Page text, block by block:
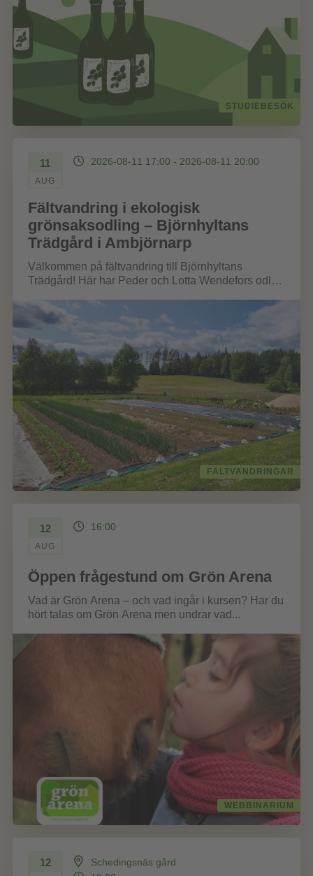
STUDIEBESÖK
11
AUG
2026-08-11 17:00 - 2026-08-11 20:00
FÄLTVANDRINGAR
Fältvandring i ekologisk
grönsaksodling – Björnhyltans
Trädgård i Ambjörnarp
Välkommen på fältvandring till Björnhyltans
Trädgård! Här har Peder och Lotta Wendefors odlat
12
AUG
16:00
WEBBINARIUM
Öppen frågestund om Grön Arena
Vad är Grön Arena – och vad ingår i kursen? Har du
hört talas om Grön Arena men undrar vad...
12
Schedingsnäs gård